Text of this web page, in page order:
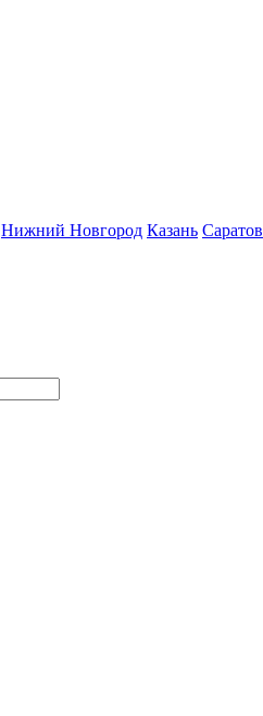
Нижний Новгород Казань Саратов